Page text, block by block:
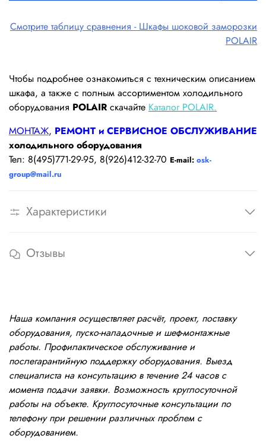
Смотрите таблицу сравнения - Шкафы шоковой заморозки
POLAIR
Чтобы подробнее ознакомиться с техническим описанием
шкафа, а также с полным ассортиментом холодильного
оборудования POLAIR скачайте Каталог POLAIR.
МОНТАЖ, РЕМОНТ и СЕРВИСНОЕ ОБСЛУЖИВАНИЕ
холодильного оборудования
Тел: 8(495)771-29-95, 8(926)412-32-70 E-mail: osk-
group@mail.ru
Характеристики
Отзывы
Наша компания осуществляет расчёт, проект, поставку
оборудования, пуско-наладочные и шеф-монтажные
работы. Профилактическое обслуживание и
послегарантийную поддержку оборудования. Выезд
специалиста на консультацию в течение 24 часов с
момента подачи заявки. Возможность круглосуточной
работы на объекте. Круглосуточные консультации по
телефону при решении различных проблем с
оборудованием.